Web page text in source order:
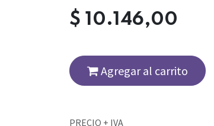
$ 10.146,00
Agregar al carrito
PRECIO + IVA